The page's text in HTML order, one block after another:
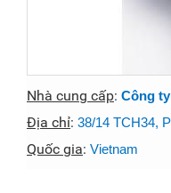
Nhà cung cấp: Công
Địa chỉ: 38/14 TCH34,
Quốc gia: Vietnam